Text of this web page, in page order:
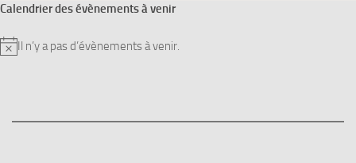
Calendrier des évènements à venir
Notice
Il n’y a pas d’évènements à venir.